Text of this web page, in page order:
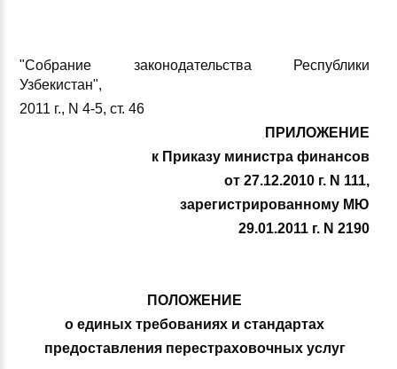
"Собрание законодательства Республики
Узбекистан",
2011 г., N 4-5, ст. 46
ПРИЛОЖЕНИЕ
к Приказу министра финансов
от 27.12.2010 г. N 111,
зарегистрированному МЮ
29.01.2011 г. N 2190
ПОЛОЖЕНИЕ
о единых требованиях и стандартах
предоставления перестраховочных услуг